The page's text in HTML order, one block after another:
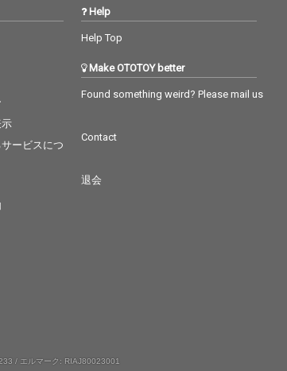
ービスにつ
Help
Help Top
Make OTOTOY better
Found something weird? Please mail us
Contact
退会
/ エルマーク: RIAJ80023001